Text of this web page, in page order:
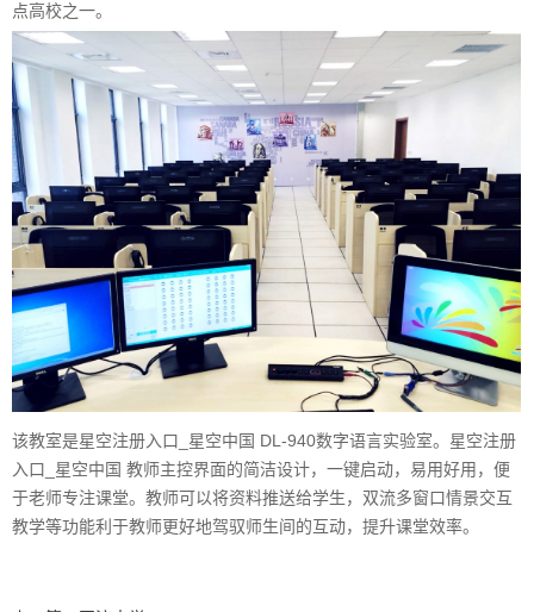
点高校之一。
该教室是星空注册入口_星空中国 DL-940数字语言实验室。星空注册
入口_星空中国 教师主控界面的简洁设计，一键启动，易用好用，便
于老师专注课堂。教师可以将资料推送给学生，双流多窗口情景交互
教学等功能利于教师更好地驾驭师生间的互动，提升课堂效率。